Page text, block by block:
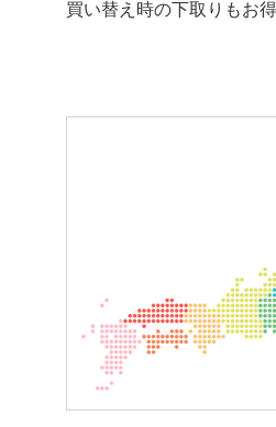
買い替え時の下取りもお